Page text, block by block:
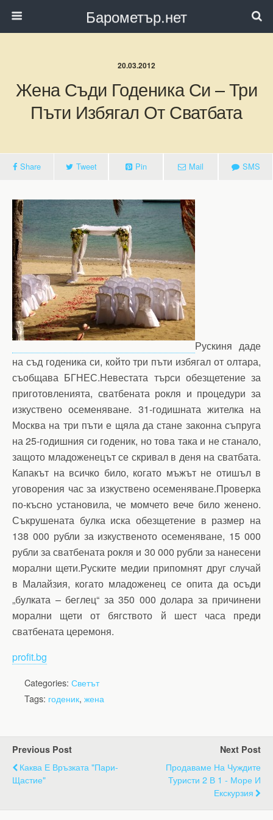
Барометър.нет
20.03.2012
Жена Съди Годеника Си – Три
Пъти Избягал От Сватбата
Share Tweet Pin Mail SMS
Рускиня даде
на съд годеника си, който три пъти избягал от олтара,
съобщава БГНЕС.Невестата търси обезщетение за
приготовленията, сватбената рокля и процедури за
изкуствено осеменяване. 31-годишната жителка на
Москва на три пъти е щяла да стане законна съпруга
на 25-годишния си годеник, но това така и не станало,
защото младоженецът се скривал в деня на сватбата.
Капакът на всичко било, когато мъжът не отишъл в
уговорения час за изкуствено осеменяване.Проверка
по-късно установила, че момчето вече било женено.
Съкрушената булка иска обезщетение в размер на
138 000 рубли за изкуственото осеменяване, 15 000
рубли за сватбената рокля и 30 000 рубли за нанесени
морални щети.Руските медии припомнят друг случай
в Малайзия, когато младоженец се опита да осъди
„булката – беглец“ за 350 000 долара за причинени
морални щети от бягството й шест часа преди
сватбената церемоня.
profit.bg
Categories: Светът
Tags: годеник, жена
Previous Post
Каква Е Връзката "пари-
Щастие"
Next Post
Продаваме На Чуждите
Туристи 2 В 1 - Море И
Екскурзия